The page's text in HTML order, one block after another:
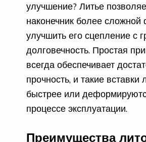
улучшение? Литье
наконечник более
улучшить его сцепление с
долговечность. Простая
всегда обеспечивает
прочность, и такие вставки
быстрее или
процессе эксплуатации.
Преимущества